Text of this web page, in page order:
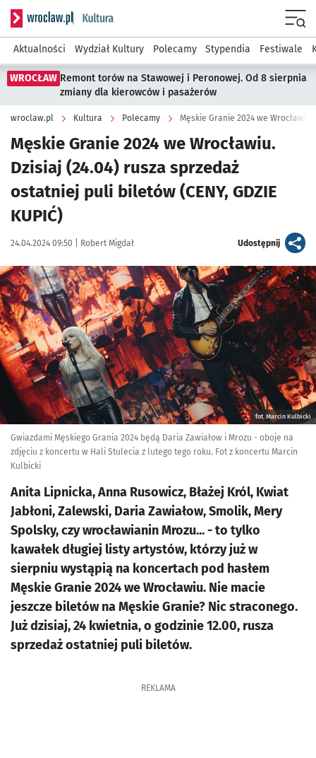
Serwis informacyjny wroclaw.pl podserwis: Kultura
Aktualności Wydział Kultury Polecamy Stypendia Festiwale
WROCŁAW Remont torów na Stawowej i Peronowej. Od 8 sierpnia
zmiany dla kierowców i pasażerów
wroclaw.pl Kultura Polecamy Męskie Granie 2024 we
Męskie Granie 2024 we Wrocławiu.
Dzisiaj (24.04) rusza sprzedaż
ostatniej puli biletów (CENY, GDZIE
KUPIĆ)
Data publikacji:
24.04.2024 09:50 | Autor:
Robert Migdał Udostępnijartykuł
Kliknij, aby powiększyć
fot. Marcin Kulbicki
Gwiazdami Męskiego Grania 2024 będą Daria Zawiałow i Mrozu - oboje na
zdjęciu z koncertu w Hali Stulecia z lutego tego roku. Fot z koncertu Marcin
Kulbicki
Anita Lipnicka, Anna Rusowicz, Błażej Król, Kwiat
Jabłoni, Zalewski, Daria Zawiałow, Smolik, Mery
Spolsky, czy wrocławianin Mrozu... - to tylko
kawałek długiej listy artystów, którzy już w
sierpniu wystąpią na koncertach pod hasłem
Męskie Granie 2024 we Wrocławiu. Nie macie
jeszcze biletów na Męskie Granie? Nic straconego.
Już dzisiaj, 24 kwietnia, o godzinie 12.00, rusza
sprzedaż ostatniej puli biletów.
REKLAMA